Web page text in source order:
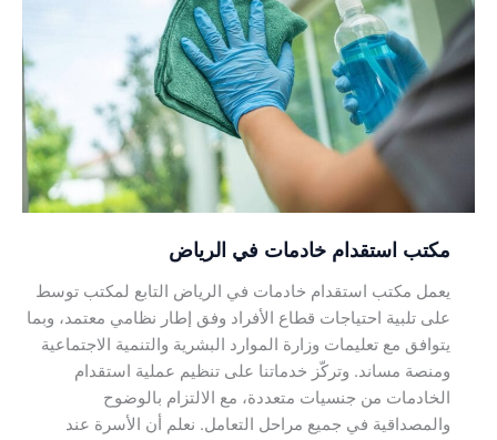
مكتب استقدام خادمات في الرياض
يعمل مكتب استقدام خادمات في الرياض التابع لمكتب توسط
على تلبية احتياجات قطاع الأفراد وفق إطار نظامي معتمد، وبما
يتوافق مع تعليمات وزارة الموارد البشرية والتنمية الاجتماعية
ومنصة مساند. وتركّز خدماتنا على تنظيم عملية استقدام
الخادمات من جنسيات متعددة، مع الالتزام بالوضوح
والمصداقية في جميع مراحل التعامل. نعلم أن الأسرة عند
استقدام
خادمات
في
الرياض